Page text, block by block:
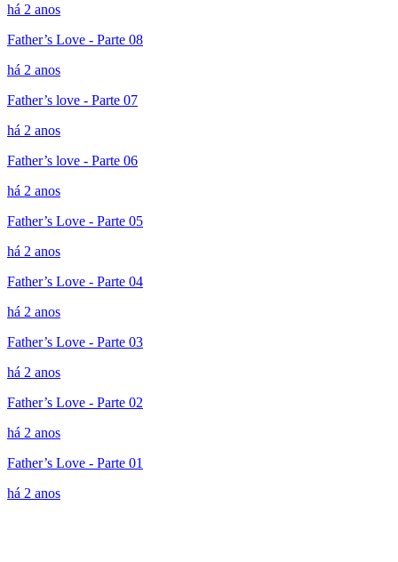
há 2 anos
Father’s Love - Parte 08
há 2 anos
Father’s love - Parte 07
há 2 anos
Father’s love - Parte 06
há 2 anos
Father’s Love - Parte 05
há 2 anos
Father’s Love - Parte 04
há 2 anos
Father’s Love - Parte 03
há 2 anos
Father’s Love - Parte 02
há 2 anos
Father’s Love - Parte 01
há 2 anos